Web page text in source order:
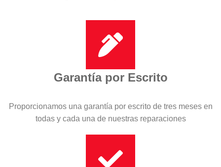
Garantía por Escrito
Proporcionamos una garantía por escrito de tres meses en
todas y cada una de nuestras reparaciones